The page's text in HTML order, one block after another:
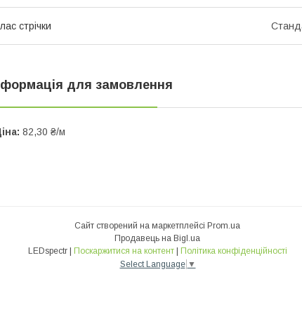
стрічки
для замовлення
82,30 ₴/м
Сайт створений на маркетплейсі Prom.ua
Продавець на Bigl.ua
LEDspectr | Поскаржитися на контент | Політика конфіденційності
Select Language ▼